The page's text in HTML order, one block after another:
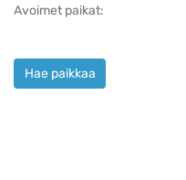
Avoimet paikat:
Hae paikkaa